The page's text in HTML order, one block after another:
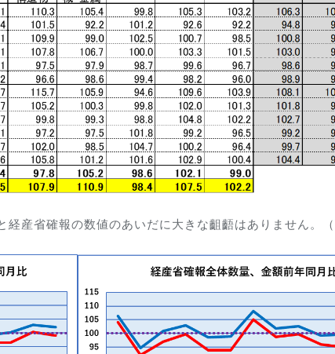
産省確報の数値のあいだに大きな齟齬はありません。（